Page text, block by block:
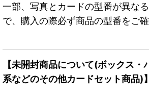
一部、写真とカードの型番が異な
で、購入の際必ず商品の型番をご確
【未開封商品について(ボックス・
系などのその他カードセット商品)】